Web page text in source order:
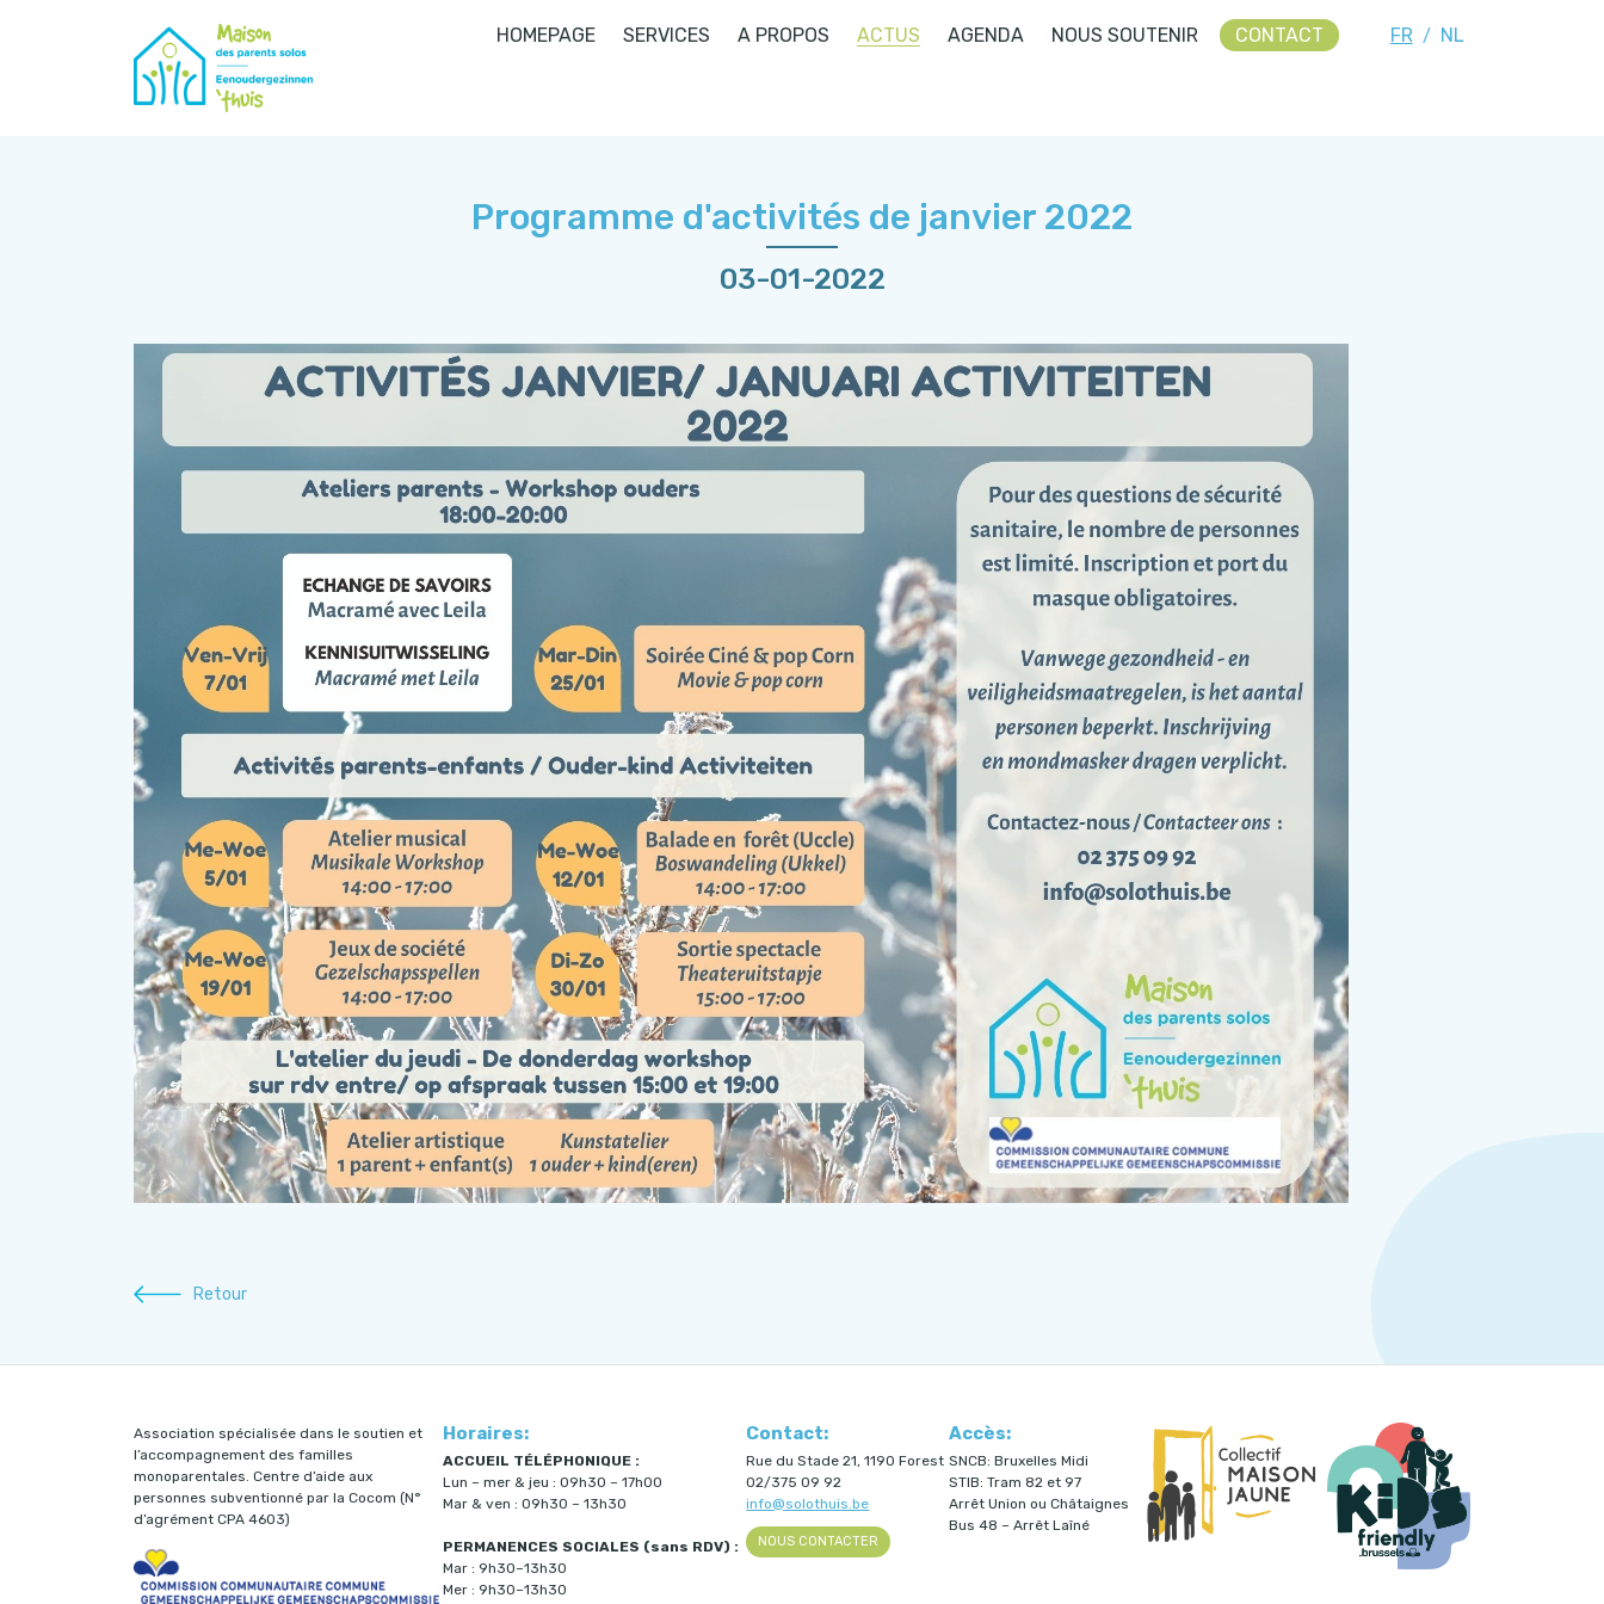
HOMEPAGE SERVICES A PROPOS ACTUS AGENDA NOUS SOUTENIR CONTACT FR / NL
Programme d'activités de janvier 2022
03-01-2022
Retour
Association spécialisée dans le soutien et
l’accompagnement des familles
monoparentales. Centre d’aide aux
personnes subventionné par la Cocom (N°
d’agrément CPA 4603)
Horaires:
ACCUEIL TÉLÉPHONIQUE :
Lun – mer & jeu : 09h30 – 17h00
Mar & ven : 09h30 – 13h30
PERMANENCES SOCIALES (sans RDV) :
Mar : 9h30–13h30
Mer : 9h30–13h30
Contact:
Rue du Stade 21, 1190 Forest
02/375 09 92
info@solothuis.be
NOUS CONTACTER
Accès:
SNCB: Bruxelles Midi
STIB: Tram 82 et 97
Arrêt Union ou Châtaignes
Bus 48 – Arrêt Laîné